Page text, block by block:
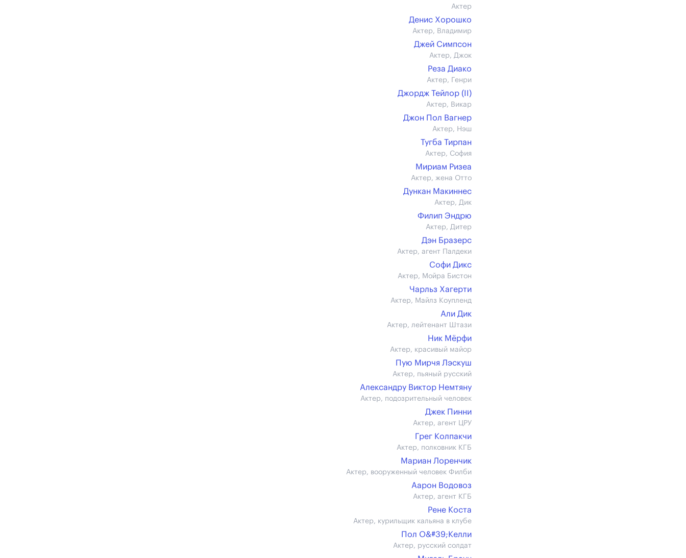
Актер
Денис Хорошко
Актер, Владимир
Джей Симпсон
Актер, Джок
Реза Диако
Актер, Генри
Джордж Тейлор (II)
Актер, Викар
Джон Пол Вагнер
Актер, Нэш
Тугба Тирпан
Актер, София
Мириам Ризеа
Актер, жена Отто
Дункан Макиннес
Актер, Дик
Филип Эндрю
Актер, Дитер
Дэн Бразерс
Актер, агент Палдеки
Софи Дикс
Актер, Мойра Бистон
Чарльз Хагерти
Актер, Майлз Коупленд
Али Дик
Актер, лейтенант Штази
Ник Мёрфи
Актер, красивый майор
Пую Мирчя Лэскуш
Актер, пьяный русский
Александру Виктор Немтяну
Актер, подозрительный человек
Джек Пинни
Актер, агент ЦРУ
Грег Колпакчи
Актер, полковник КГБ
Мариан Лоренчик
Актер, вооруженный человек Филби
Аарон Водовоз
Актер, агент КГБ
Рене Коста
Актер, курильщик кальяна в клубе
Пол О&#39;Келли
Актер, русский солдат